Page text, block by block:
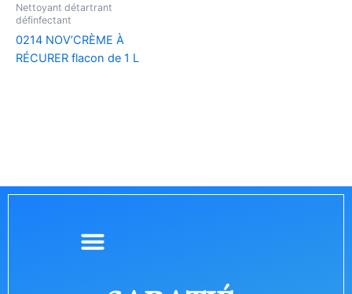
Nettoyant détartrant
définfectant
0214 NOV’CRÈME À
RÉCURER flacon de 1 L